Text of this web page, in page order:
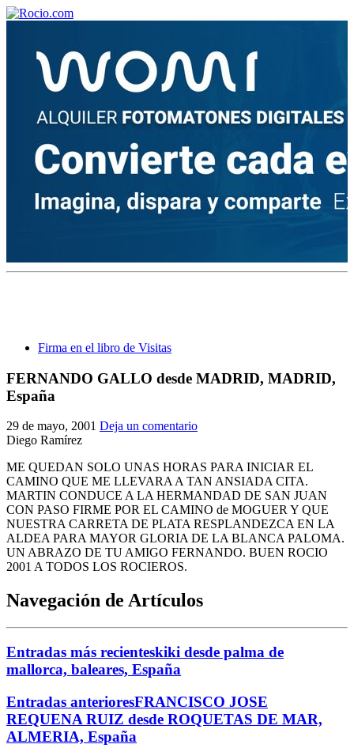
Firma en el libro de Visitas
FERNANDO GALLO desde MADRID, MADRID,
España
29 de mayo, 2001 Deja un comentario
Diego Ramírez
ME QUEDAN SOLO UNAS HORAS PARA INICIAR EL
CAMINO QUE ME LLEVARA A TAN ANSIADA CITA.
MARTIN CONDUCE A LA HERMANDAD DE SAN JUAN
CON PASO FIRME POR EL CAMINO de MOGUER Y QUE
NUESTRA CARRETA DE PLATA RESPLANDEZCA EN LA
ALDEA PARA MAYOR GLORIA DE LA BLANCA PALOMA.
UN ABRAZO DE TU AMIGO FERNANDO. BUEN ROCIO
2001 A TODOS LOS ROCIEROS.
Navegación de Artículos
Entradas más recienteskiki desde palma de
mallorca, baleares, España
Entradas anterioresFRANCISCO JOSE
REQUENA RUIZ desde ROQUETAS DE MAR,
ALMERIA, España
¡Bienvenido! Soy el asistente virtual de rocio.com.
¿En qué puedo ayudarte?
¿Cuándo se construyó la primera ermita?
El traslado cada siete años
¿Cuales son los actos principales que se celebran en el
Quiero hacer el camino,¿que tengo que hacer?
En el Rocío, ¿dónde me alojo?